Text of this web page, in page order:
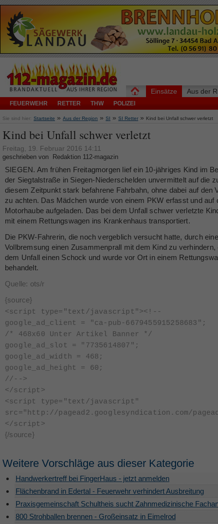
Einsätze
FEUERWEHR RETTER THW POLIZEI
Aus der
Sie sind hier: Startseite » Aus der Region » SI » SI Retter » Kind bei Unfall schwer verletzt
Kind bei Unfall schwer verletzt
Freitag, 19. Februar 2016 14:11
geschrieben von Redaktion 112-magazin
SIEGEN. Am frühen Freitagmorgen lief ein 10-jähriges Kind im
der Siegtalstraße in Siegen-Niederschelden unvermittelt auf die
diesem Zeitpunkt stark befahrene Fahrbahn, ohne dabei auf den
zu achten. Das Mädchen wurde von einem PKW erfasst und auf
Motorhaube aufgeladen. Das bei dem Unfall schwer verletzte
mit einem Rettungswagen ins Krankenhaus transportiert.
Die PKW-Fahrerin, die noch vergeblich versucht hatte, durch eine
Vollbremsung einen Zusammenprall mit dem Kind zu verhindern,
dem Unfall einen Schock und wurde vor Ort in einem
behandelt.
Quelle: ots/r
{source}
<script type="text/javascript">< !--
google_ad_client = "ca-pub-6679455915258683";
/* 468x60 Unter Artikel Banner */
google_ad_slot = "7735614807";
google_ad_width = 468;
google_ad_height = 60;
//-- >
</script >
<script type="text/javascript"
src="http://pagead2.googlesyndication.com/
</script >
{/source}
Weitere Vorschläge aus dieser Kategorie
Handwerkertreff bei FingerHaus - jetzt anmelden
Flächenbrand in Edertal - Feuerwehr verhindert Ausbreitung
Praxisgemeinschaft Schultheis sucht Zahnmedizinische
800 Strohballen brennen - Großeinsatz in Eimelrod